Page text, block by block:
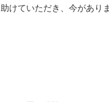
助けていただき、今があり